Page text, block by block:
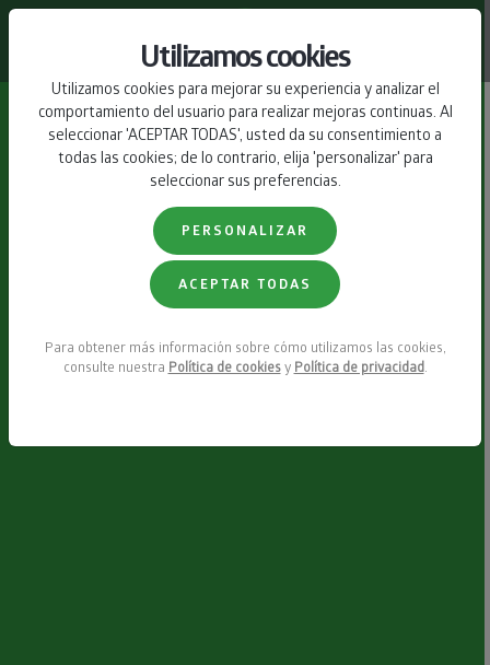
Utilizamos cookies
Utilizamos cookies para mejorar su experiencia y analizar el
comportamiento del usuario para realizar mejoras continuas. Al
seleccionar 'ACEPTAR TODAS', usted da su consentimiento a
todas las cookies; de lo contrario, elija 'personalizar' para
seleccionar sus preferencias.
PERSONALIZAR
ACEPTAR TODAS
Para obtener más información sobre cómo utilizamos las cookies,
consulte nuestra Política de cookiesy Política de privacidad.